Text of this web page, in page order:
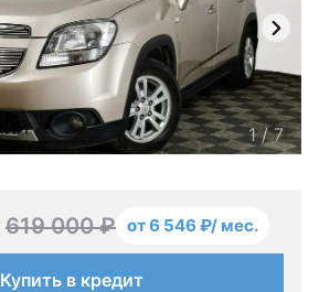
1/7
619 000 ₽ от 6 546 ₽/ мес.
Купить в кредит